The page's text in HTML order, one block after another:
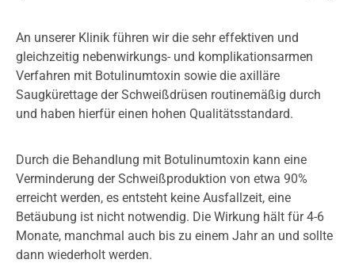
An unserer Klinik führen wir die sehr effektiven und
gleichzeitig nebenwirkungs- und komplikationsarmen
Verfahren mit Botulinumtoxin sowie die axilläre
Saugkürettage der Schweißdrüsen routinemäßig durch
und haben hierfür einen hohen Qualitätsstandard.
Durch die Behandlung mit Botulinumtoxin kann eine
Verminderung der Schweißproduktion von etwa 90%
erreicht werden, es entsteht keine Ausfallzeit, eine
Betäubung ist nicht notwendig. Die Wirkung hält für 4-6
Monate, manchmal auch bis zu einem Jahr an und sollte
dann wiederholt werden.